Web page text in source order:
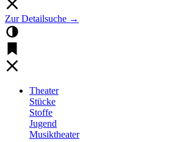
Zur Detailsuche →
Theater
Stücke
Stoffe
Jugend
Musiktheater